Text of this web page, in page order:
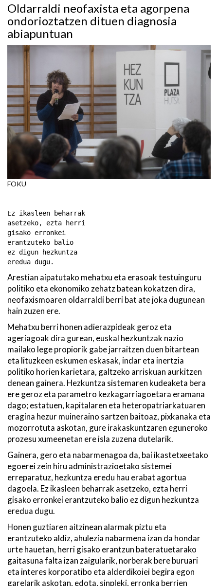
Oldarraldi neofaxista eta agorpena
ondorioztatzen dituen diagnosia
abiapuntuan
FOKU
Ez ikasleen beharrak
asetzeko, ezta herri
gisako erronkei
erantzuteko balio
ez digun hezkuntza
eredua dugu.
Arestian aipatutako mehatxu eta erasoak testuinguru
politiko eta ekonomiko zehatz batean kokatzen dira,
neofaxismoaren oldarraldi berri bat ate joka dugunean
hain zuzen ere.
Mehatxu berri honen adierazpideak geroz eta
ageriagoak dira gurean, euskal hezkuntzak nazio
mailako lege propiorik gabe jarraitzen duen bitartean
eta lituzkeen eskumen eskasak, indar eta inertzia
politiko horien karietara, galtzeko arriskuan aurkitzen
denean gainera. Hezkuntza sistemaren kudeaketa bera
ere geroz eta parametro kezkagarriagoetara eramana
dago; estatuen, kapitalaren eta heteropatriarkatuaren
eragina hezur muineraino sartzen baitoaz, pixkanaka eta
mozorrotuta askotan, gure irakaskuntzaren eguneroko
prozesu xumeenetan ere isla zuzena dutelarik.
Gainera, gero eta nabarmenagoa da, bai ikastetxeetako
egoerei zein hiru administrazioetako sistemei
erreparatuz, hezkuntza eredu hau erabat agortua
dagoela. Ez ikasleen beharrak asetzeko, ezta herri
gisako erronkei erantzuteko balio ez digun hezkuntza
eredua dugu.
Honen guztiaren aitzinean alarmak piztu eta
erantzuteko aldiz, ahulezia nabarmena izan da hondar
urte hauetan, herri gisako erantzun bateratuetarako
gaitasuna falta izan zaigularik, norberak bere buruari
eta interes korporatibo eta alderdikoiei begira egon
garelarik askotan, edota, sinpleki, erronka berrien